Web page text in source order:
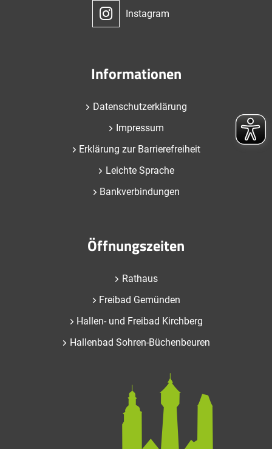
Instagram
Informationen
Datenschutzerklärung
Impressum
Erklärung zur Barrierefreiheit
Leichte Sprache
Bankverbindungen
Öffnungszeiten
Rathaus
Freibad Gemünden
Hallen- und Freibad Kirchberg
Hallenbad Sohren-Büchenbeuren